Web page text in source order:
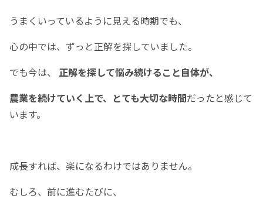
うまくいっているように見える時期でも、
心の中では、ずっと正解を探していました。
でも今は、
正解を探して悩み続けること自体が、
農業を続けていく上で、とても大切な時間だったと感じて
います。
成長すれば、楽になるわけではありません。
むしろ、前に進むたびに、